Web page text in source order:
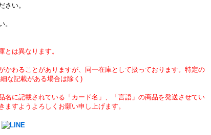
さい。
。
は異なります。
わることがありますが、同一在庫として扱っております。特定の
な記載がある場合は除く)
に記載されている「カード名」、「言語」の商品を発送させてい
すようよろしくお願い申し上げます。